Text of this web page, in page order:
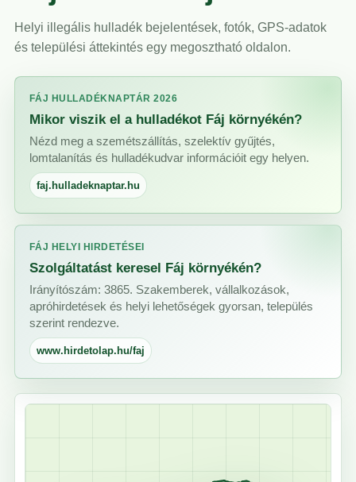
Helyi illegális hulladék bejelentések, fotók, GPS-adatok
és települési áttekintés egy megosztható oldalon.
FÁJ HULLADÉKNAPTÁR 2026
Mikor viszik el a hulladékot Fáj környékén?
Nézd meg a szemétszállítás, szelektív gyűjtés,
lomtalanítás és hulladékudvar információit egy helyen.
faj.hulladeknaptar.hu
FÁJ HELYI HIRDETÉSEI
Szolgáltatást keresel Fáj környékén?
Irányítószám: 3865. Szakemberek, vállalkozások,
apróhirdetések és helyi lehetőségek gyorsan, település
szerint rendezve.
www.hirdetolap.hu/faj